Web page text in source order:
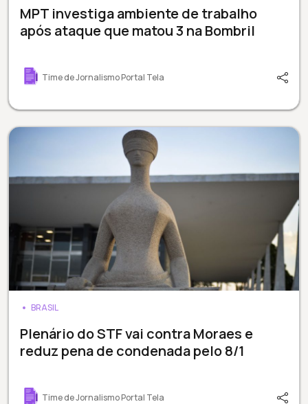
MPT investiga ambiente de trabalho
após ataque que matou 3 na Bombril
Time de Jornalismo Portal Tela
BRASIL
Plenário do STF vai contra Moraes e
reduz pena de condenada pelo 8/1
Time de Jornalismo Portal Tela